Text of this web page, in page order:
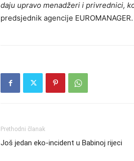
daju upravo menadžeri i privrednici,
predsjednik agencije EUROMANAGER.
Prethodni članak
Još jedan eko-incident u Babinoj rijeci